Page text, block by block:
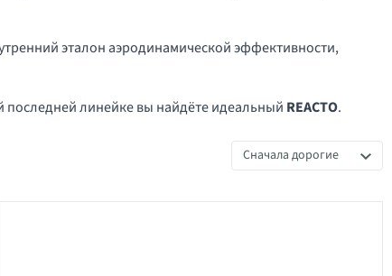
эталон аэродинамической эффективности,
линейке вы найдёте идеальный REACTO.
Сначала дорогие